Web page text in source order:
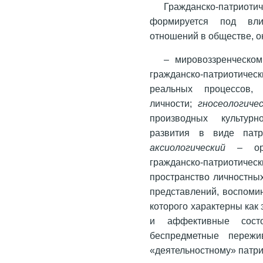
Гражданско-
формируется под
отношений в обществе,
–
гражданско-
реальных процессов,
личности;
производных
развития в виде
аксиологический –
гражданско-
пространство
представлений,
которого характерны
и аффективные
беспредметные
«деятельностному»